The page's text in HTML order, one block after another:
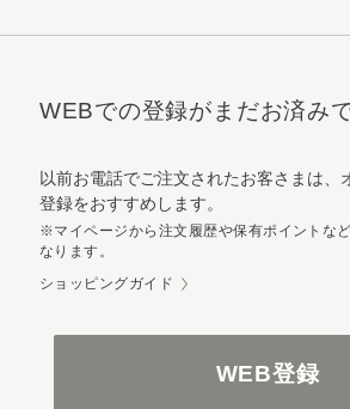
WEBでの登録がまだお済み
以前お電話でご注文されたお客さまは、
登録をおすすめします。
※マイページから注文履歴や保有ポイントな
なります。
ショッピングガイド
WEB登録